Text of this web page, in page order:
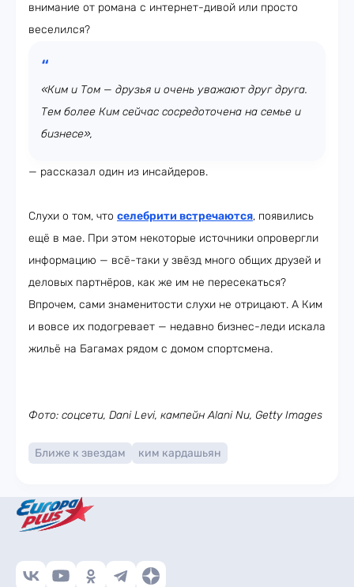
внимание от романа с интернет-дивой или просто
веселился?
«Ким и Том — друзья и очень уважают друг друга.
Тем более Ким сейчас сосредоточена на семье и
бизнесе»,
— рассказал один из инсайдеров.
Слухи о том, что селебрити встречаются, появились
ещё в мае. При этом некоторые источники опровергли
информацию — всё-таки у звёзд много общих друзей и
деловых партнёров, как же им не пересекаться?
Впрочем, сами знаменитости слухи не отрицают. А Ким
и вовсе их подогревает — недавно бизнес-леди искала
жильё на Багамах рядом с домом спортсмена.
Фото: соцсети, Dani Levi, кампейн Alani Nu, Getty Images
Ближе к звездам ким кардашьян